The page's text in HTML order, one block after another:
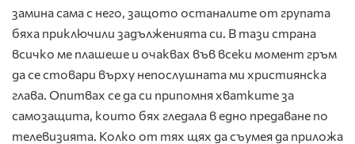
замина сама с него, защото останалите от групата
бяха приключили задълженията си. В тази страна
всичко ме плашеше и очаквах във всеки момент гръм
да се стовари върху непослушната ми християнска
глава. Опитвах се да си припомня хватките за
самозащита, които бях гледала в едно предаване по
телевизията. Колко от тях щях да съумея да приложа